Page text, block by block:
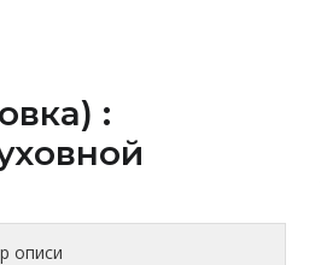
:
описи